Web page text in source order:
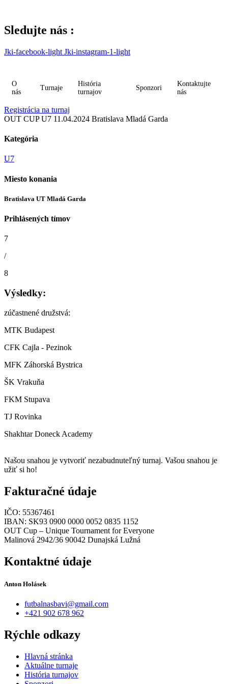
content
Sledujte nás :
Jki-facebook-light Jki-instagram-1-light
O
nás
Turnaje
História
turnajov
Sponzori
Kontaktujte
nás
Registrácia na turnaj
OUT CUP U7 11.04.2024 Bratislava Mladá Garda
Kategória
U7
Miesto konania
Bratislava UT Mladá Garda
Prihlásených tímov
7
/
8
Výsledky:
zúčastnené družstvá:
MTK Budapest
CFK Cajla - Pezinok
MFK Záhorská Bystrica
ŠK Vrakuňa
FKM Stupava
TJ Rovinka
Shakhtar Doneck Academy
Našou snahou je vytvoriť nezabudnuteľný turnaj. Vašou snahou je
užiť si ho!
Fakturačné údaje
IČO: 55367461
IBAN: SK93 0900 0000 0052 0835 1152
OUT Cup – Unique Tournament for Everyone
Malinová 2942/36 90042 Dunajská Lužná
Kontaktné údaje
Anton Holásek
futbalnasbavi@gmail.com
+421 902 678 962
Rýchle odkazy
Hlavná stránka
Aktuálne turnaje
História turnajov